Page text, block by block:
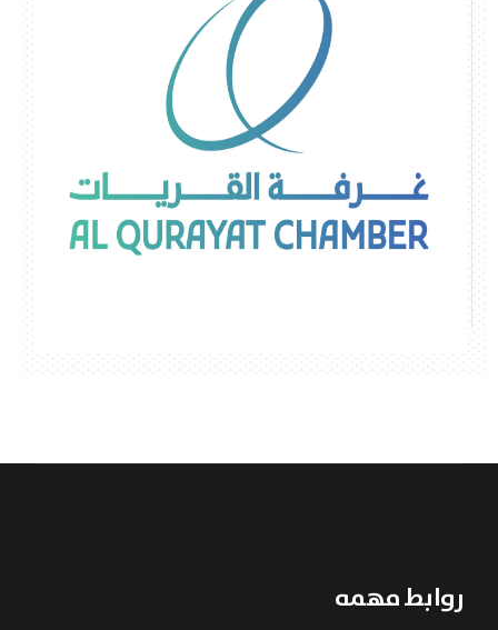
روابط مهمه